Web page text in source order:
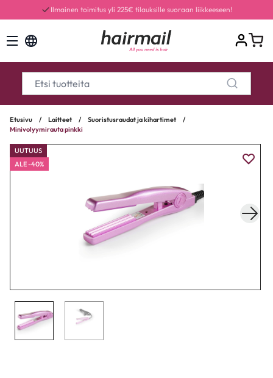
Ilmainen toimitus yli 225€ tilauksille suoraan liikkeeseen!
Etusivu / Laitteet / Suoristusraudat ja kihartimet
/
Minivolyymirauta pinkki
UUTUUS
ALE -40%